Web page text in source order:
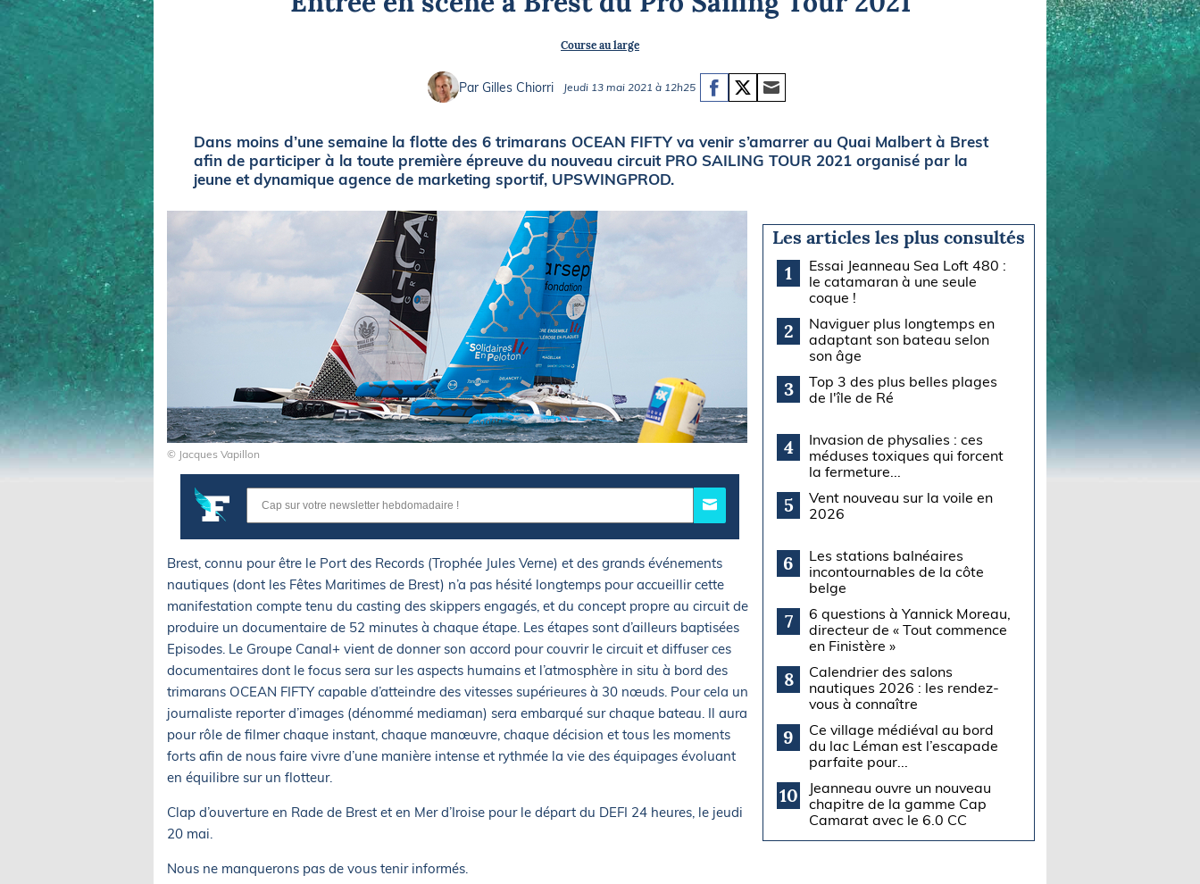
Plongée
Briefings
Course au large
Par Gilles Chiorri Jeudi 13 mai 2021 à 12h25
Dans moins d’une semaine la flotte des 6 trimarans OCEAN FIFTY va venir s’amarrer au Quai Malbert à Brest
afin de participer à la toute première épreuve du nouveau circuit PRO SAILING TOUR 2021 organisé par la
jeune et dynamique agence de marketing sportif, UPSWINGPROD.
© Jacques Vapillon
Brest, connu pour être le Port des Records (Trophée Jules Verne) et des grands événements
nautiques (dont les Fêtes Maritimes de Brest) n’a pas hésité longtemps pour accueillir cette
manifestation compte tenu du casting des skippers engagés, et du concept propre au circuit de
produire un documentaire de 52 minutes à chaque étape. Les étapes sont d’ailleurs baptisées
Episodes. Le Groupe Canal+ vient de donner son accord pour couvrir le circuit et diffuser ces
documentaires dont le focus sera sur les aspects humains et l’atmosphère in situ à bord des
trimarans OCEAN FIFTY capable d’atteindre des vitesses supérieures à 30 nœuds. Pour cela un
journaliste reporter d’images (dénommé mediaman) sera embarqué sur chaque bateau. Il aura
pour rôle de filmer chaque instant, chaque manœuvre, chaque décision et tous les moments
forts afin de nous faire vivre d’une manière intense et rythmée la vie des équipages évoluant
en équilibre sur un flotteur.
Clap d’ouverture en Rade de Brest et en Mer d’Iroise pour le départ du DEFI 24 heures, le jeudi
20 mai.
Nous ne manquerons pas de vous tenir informés.
Les articles les plus consultés
1
Essai Jeanneau Sea Loft 480 :
le catamaran à une seule
coque !
2
Naviguer plus longtemps en
adaptant son bateau selon
son âge
3
Top 3 des plus belles plages
de l'île de Ré
4
Invasion de physalies : ces
méduses toxiques qui forcent
la fermeture...
5
Vent nouveau sur la voile en
2026
6
Les stations balnéaires
incontournables de la côte
belge
7
6 questions à Yannick Moreau,
directeur de « Tout commence
en Finistère »
8
Calendrier des salons
nautiques 2026 : les rendez-
vous à connaître
9
Ce village médiéval au bord
du lac Léman est l’escapade
parfaite pour...
10
Jeanneau ouvre un nouveau
chapitre de la gamme Cap
Camarat avec le 6.0 CC